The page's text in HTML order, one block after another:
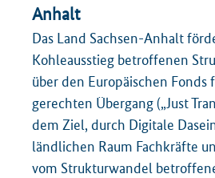
Anhalt
Das Land Sachsen-Anhalt
Kohleausstieg betroffenen
über den Europäischen Fonds
gerechten Übergang („Just
dem Ziel, durch Digitale
ländlichen Raum Fachkräfte
vom Strukturwandel